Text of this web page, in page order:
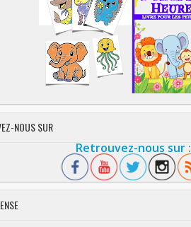
NOUS SUR
Retrouvez-nous sur :